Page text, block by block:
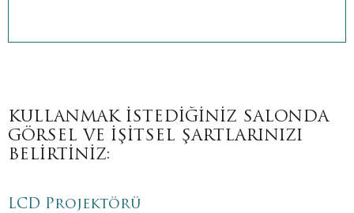
KULLANMAK İSTEDİĞİNİZ SALONDA
GÖRSEL VE İŞİTSEL ŞARTLARINIZI
BELİRTİNİZ:
LCD Projektörü